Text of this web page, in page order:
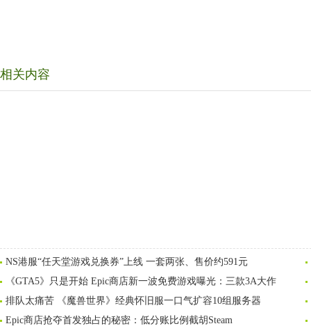
相关内容
NS港服“任天堂游戏兑换券”上线 一套两张、售价约591元
《GTA5》只是开始 Epic商店新一波免费游戏曝光：三款3A大作
排队太痛苦 《魔兽世界》经典怀旧服一口气扩容10组服务器
Epic商店抢夺首发独占的秘密：低分账比例截胡Steam